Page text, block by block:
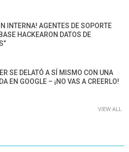
INTERNA! AGENTES DE SOPORTE
HACKEARON DATOS DE
SE DELATÓ A SÍ MISMO CON UNA
EN GOOGLE – ¡NO VAS A CREERLO!
VIEW ALL